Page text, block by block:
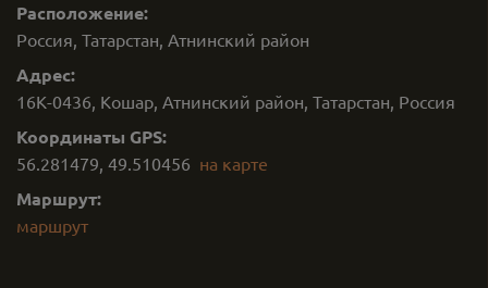
Расположение:
Россия, Татарстан, Атнинский район
Адрес:
16К-0436, Кошар, Атнинский район, Татарстан, Россия
Координаты GPS:
56.281479, 49.510456 на карте
Маршрут:
маршрут